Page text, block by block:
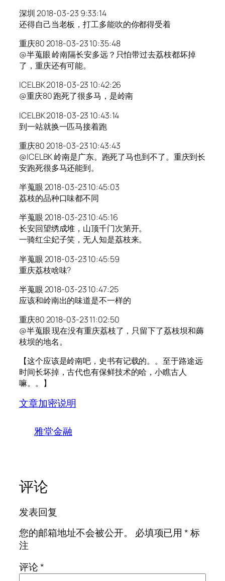
深圳 2018-03-23 9:33:14
还得自己当老板，打工多能吹的你都得受着
重庆80 2018-03-23 10:35:48
@半蒐眼 岭南隔长安多远？只怕带过去荔枝都坏掉
了，重庆还有可能。
ICELBK 2018-03-23 10:42:26
@重庆80 跑死了很多马，是岭南
ICELBK 2018-03-23 10:43:14
到一站就换一匹马接着跑
重庆80 2018-03-23 10:43:43
@ICELBK 岭南是广东。跑死了马也到不了。重庆到长
安跑死很多马还能到。
半蒐眼 2018-03-23 10:45:03
荔枝的品种口味都不同
半蒐眼 2018-03-23 10:45:16
长安回望绣成堆，山顶千门次第开。
一骑红尘妃子笑，无人知是荔枝来。
半蒐眼 2018-03-23 10:45:59
重庆荔枝啥味?
半蒐眼 2018-03-23 10:47:25
应该和岭南出的味道是不一样的
重庆80 2018-03-23 11:02:50
@半蒐眼 现在没有重庆荔枝了，只留下了荔枝坝和薅
枝坝的地名。
【这个应该是岭南吧，史书有记载的。。至于路途远
时间长坏掉，古代也有保鲜技术的哈，小瞧古人
嘛。。】
文章加密说明
雅堂金融
评论
发表回复
您的邮箱地址不会被公开。
必填项已用*标
注
评论*